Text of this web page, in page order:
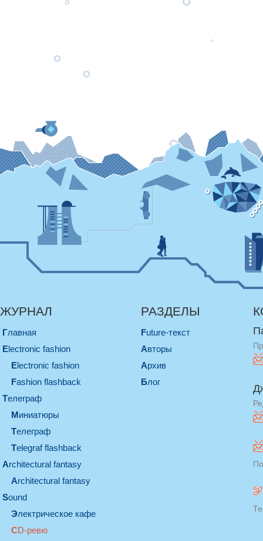
ЖУРНАЛ
Главная
electronic fashion
electronic fashion
Fashion flashback
телеграф
миниатюры
телеграф
Telegraf flashback
architectural fantasy
architectural fantasy
sound
электрическое кафе
CD-ревю
РАЗДЕЛЫ
Future-текст
Авторы
Архив
Блог